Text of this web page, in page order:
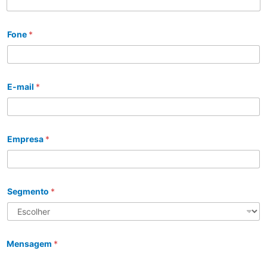
Fone *
E-mail *
Empresa *
Segmento *
Mensagem *